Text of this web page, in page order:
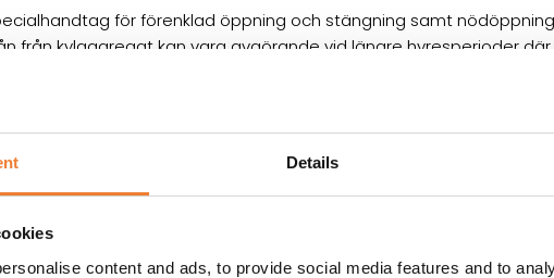
Details
content and ads, to provide social media features and to
för förenklad öppning och stängning samt
från kylaggregat kan vara avgörande vid längre hyresperioder
på temperatur mellan -20°C till +15°C. Plats för 10
kopplat till utvändig lampa.